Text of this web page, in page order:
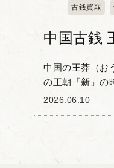
古銭買取
中国古銭
中国の王莽（お
の王朝「新」の
造された「貨布
2026.06.10